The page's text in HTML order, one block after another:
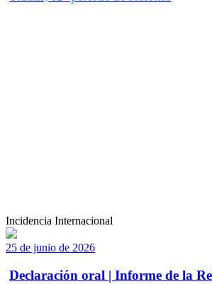
Incidencia Internacional
25 de junio de 2026
Declaración oral | Informe de la